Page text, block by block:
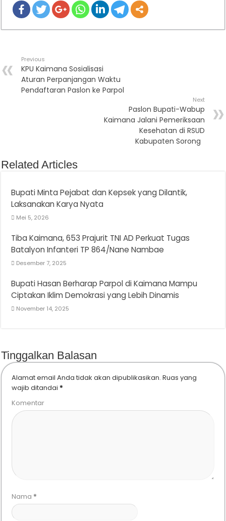
Previous
KPU Kaimana Sosialisasi
Aturan Perpanjangan Waktu
Pendaftaran Paslon ke Parpol
Next
Paslon Bupati-Wabup
Kaimana Jalani Pemeriksaan
Kesehatan di RSUD
Kabupaten Sorong
Related Articles
Bupati Minta Pejabat dan Kepsek yang Dilantik,
Laksanakan Karya Nyata
Mei 5, 2026
Tiba Kaimana, 653 Prajurit TNI AD Perkuat Tugas
Batalyon Infanteri TP 864/Nane Nambae
Desember 7, 2025
Bupati Hasan Berharap Parpol di Kaimana Mampu
Ciptakan Iklim Demokrasi yang Lebih Dinamis
November 14, 2025
Tinggalkan Balasan
Alamat email Anda tidak akan dipublikasikan. Ruas yang
wajib ditandai *
Komentar
Nama *